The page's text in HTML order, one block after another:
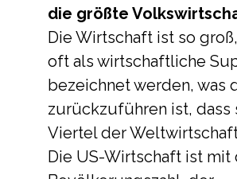
die größte
Die Wirtschaft ist so
oft als wirtschaftliche
bezeichnet werden, was
zurückzuführen ist, dass
Viertel der
Die US-Wirtschaft ist mit